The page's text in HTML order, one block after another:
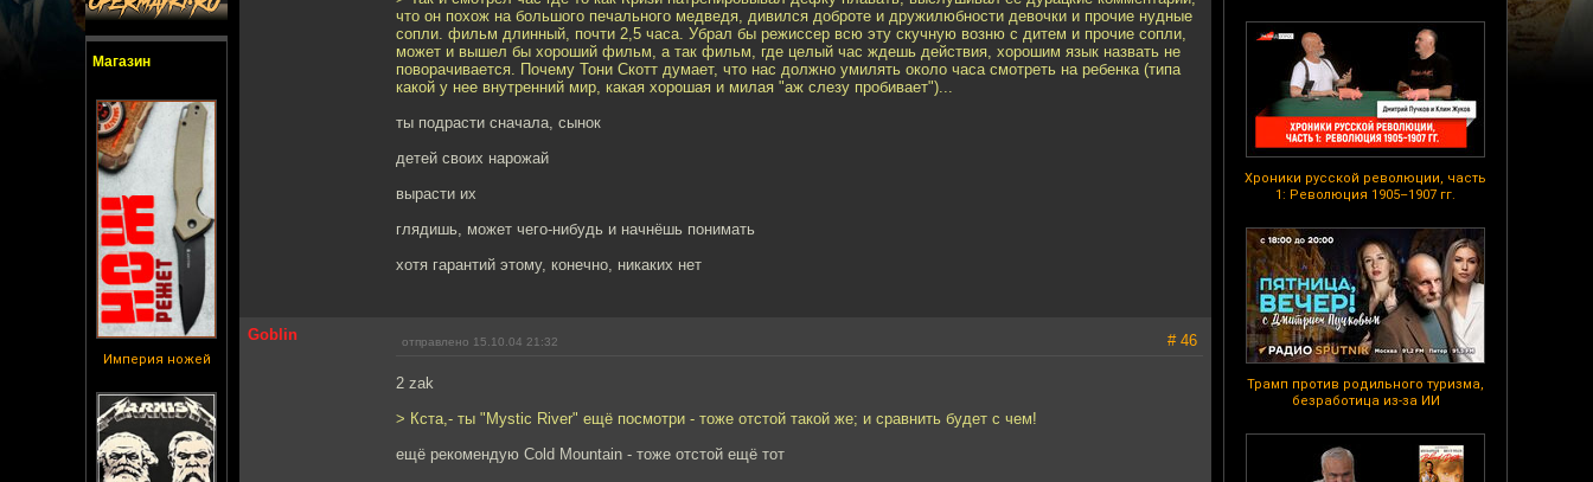
Магазин
Империя ножей
Хроники русской революции, часть
1: Революция 1905–1907 гг.
Трамп против родильного туризма,
безработица из-за ИИ
что он похож на большого печального медведя, дивился доброте и дружилюбности девочки и прочие нудные
сопли. фильм длинный, почти 2,5 часа. Убрал бы режиссер всю эту скучную возню с дитем и прочие сопли,
может и вышел бы хороший фильм, а так фильм, где целый час ждешь действия, хорошим язык назвать не
поворачивается. Почему Тони Скотт думает, что нас должно умилять около часа смотреть на ребенка (типа
какой у нее внутренний мир, какая хорошая и милая "аж слезу пробивает")...
ты подрасти сначала, сынок
детей своих нарожай
вырасти их
глядишь, может чего-нибудь и начнёшь понимать
хотя гарантий этому, конечно, никаких нет
Goblin отправлено 15.10.04 21:32 # 46
2 zak
> Кста,- ты "Mystic River" ещё посмотри - тоже отстой такой же; и сравнить будет с чем!
ещё рекомендую Cold Mountain - тоже отстой ещё тот